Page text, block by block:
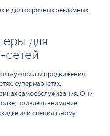
и долгосрочных рекламных
для
сетей
для продвижения
супермаркетах,
самообслуживания. Они
привлечь внимание
или специальному